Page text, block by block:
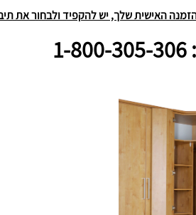
האישית שלך, יש להקפיד ולבחור את